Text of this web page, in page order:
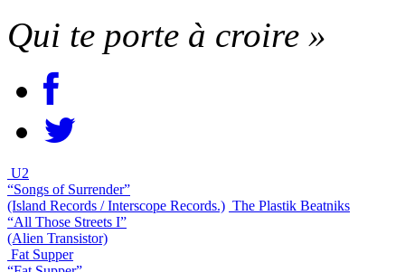
Qui te porte à croire »
U2
“Songs of Surrender”
(Island Records / Interscope Records.) The Plastik Beatniks
“All Those Streets I”
(Alien Transistor)
Fat Supper